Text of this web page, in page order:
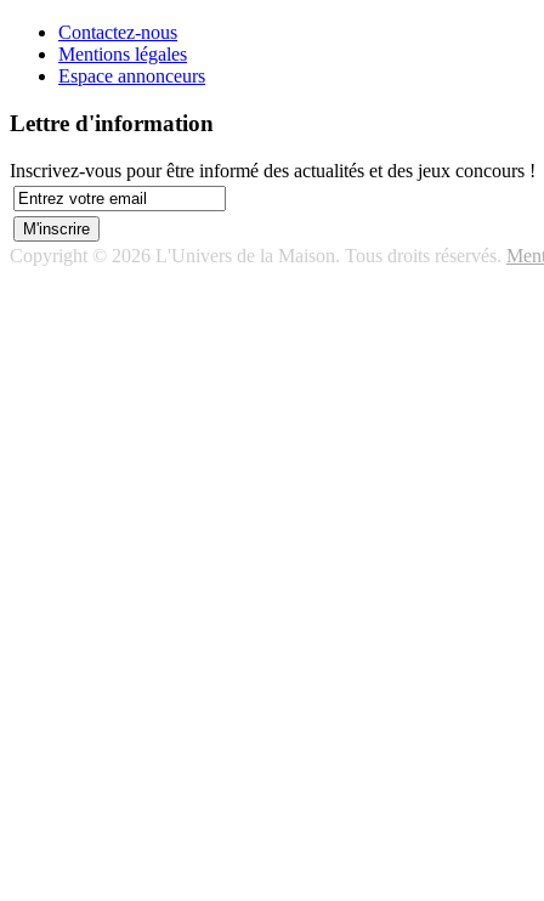
Contactez-nous
Mentions légales
Espace annonceurs
Lettre d'information
Inscrivez-vous pour être informé des actualités et des jeux concours !
Copyright © 2026 L'Univers de la Maison. Tous droits réservés.